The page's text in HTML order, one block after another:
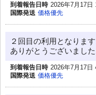
到着報告日時 2026年7月17日
国際発送 価格優先
２回目の利用となりま
ありがとうございました
到着報告日時 2026年7月17日
国際発送 価格優先